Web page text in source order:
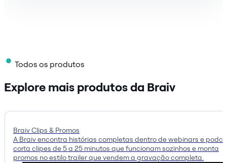
Todos os produtos
Explore mais produtos da Braiv
Braiv Clips & Promos
A Braiv encontra histórias completas dentro de webinars e
corta clipes de 5 a 25 minutos que funcionam sozinhos e monta
promos no estilo trailer que vendem a gravação completa.